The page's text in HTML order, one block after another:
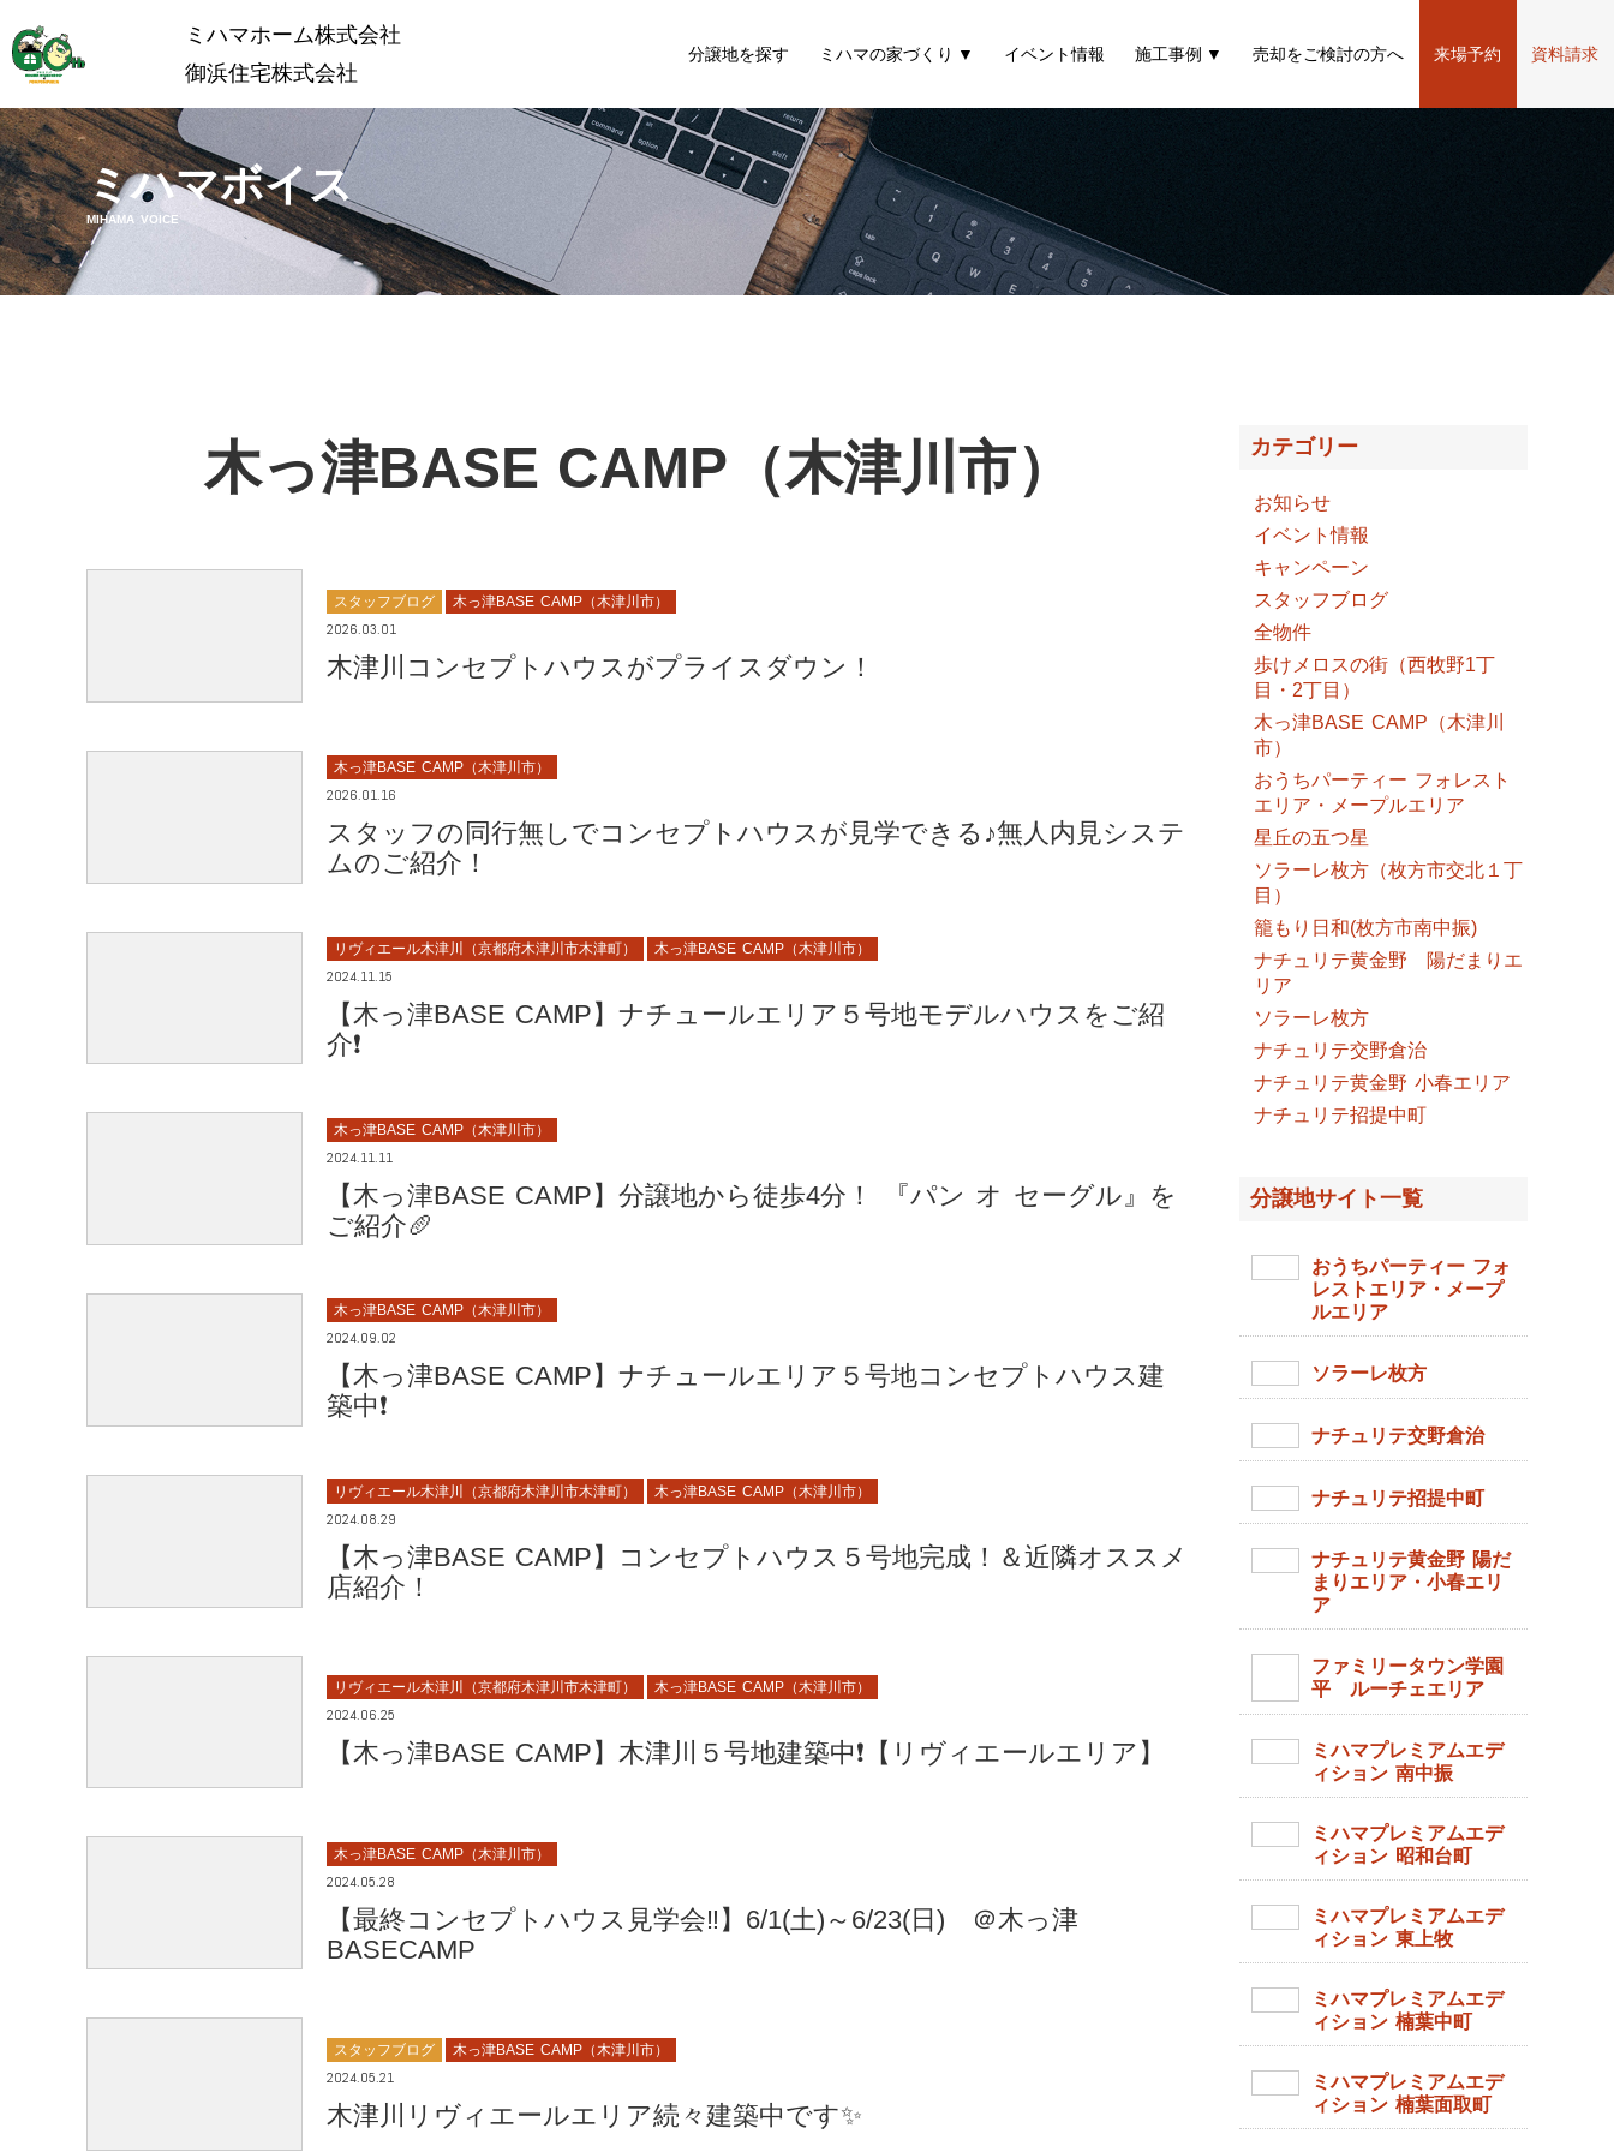
ミハマホーム株式会社
御浜住宅株式会社
分譲地を探す ミハマの家づくり イベント情報 施工事例 売却をご検討の方へ 来場予約 資料請求
ミハマボイス
MIHAMA VOICE
木っ津BASE CAMP（木津川市）
スタッフブログ 木っ津BASE CAMP（木津川市）
2026.03.01
木津川コンセプトハウスがプライスダウン！
木っ津BASE CAMP（木津川市）
2026.01.16
スタッフの同行無しでコンセプトハウスが見学できる♪無人内見システ
ムのご紹介！
リヴィエール木津川（京都府木津川市木津町） 木っ津BASE CAMP（木津川市）
2024.11.15
【木っ津BASE CAMP】ナチュールエリア５号地モデルハウスをご紹
介❗
木っ津BASE CAMP（木津川市）
2024.11.11
【木っ津BASE CAMP】分譲地から徒歩4分！ 『パン オ セーグル』を
ご紹介🥖
木っ津BASE CAMP（木津川市）
2024.09.02
【木っ津BASE CAMP】ナチュールエリア５号地コンセプトハウス建
築中❗
リヴィエール木津川（京都府木津川市木津町） 木っ津BASE CAMP（木津川市）
2024.08.29
【木っ津BASE CAMP】コンセプトハウス５号地完成！＆近隣オススメ
店紹介！
リヴィエール木津川（京都府木津川市木津町） 木っ津BASE CAMP（木津川市）
2024.06.25
【木っ津BASE CAMP】木津川５号地建築中❗【リヴィエールエリア】
木っ津BASE CAMP（木津川市）
2024.05.28
【最終コンセプトハウス見学会‼️】6/1(土)～6/23(日) ＠木っ津
BASECAMP
スタッフブログ 木っ津BASE CAMP（木津川市）
2024.05.21
木津川リヴィエールエリア続々建築中です✨
カテゴリー
お知らせ
イベント情報
キャンペーン
スタッフブログ
全物件
歩けメロスの街（西牧野1丁
目・2丁目）
木っ津BASE CAMP（木津川
市）
おうちパーティー フォレスト
エリア・メープルエリア
星丘の五つ星
ソラーレ枚方（枚方市交北１丁
目）
籠もり日和(枚方市南中振)
ナチュリテ黄金野 陽だまりエ
リア
ソラーレ枚方
ナチュリテ交野倉治
ナチュリテ黄金野 小春エリア
ナチュリテ招提中町
分譲地サイト一覧
おうちパーティー フォ
レストエリア・メープ
ルエリア
ソラーレ枚方
ナチュリテ交野倉治
ナチュリテ招提中町
ナチュリテ黄金野 陽だ
まりエリア・小春エリ
ア
ファミリータウン学園
平 ルーチェエリア
ミハマプレミアムエデ
ィション 南中振
ミハマプレミアムエデ
ィション 昭和台町
ミハマプレミアムエデ
ィション 東上牧
ミハマプレミアムエデ
ィション 楠葉中町
ミハマプレミアムエデ
ィション 楠葉面取町